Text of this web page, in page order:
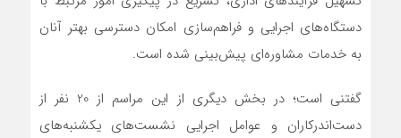
دستگاه‌های اجرایی و فراهم‌سازی امکان دسترسی بهتر آنان
به خدمات مشاوره‌ای پیش‌بینی شده است.
گفتنی است؛ در بخش دیگری از این مراسم از 20 نفر از
دست‌اندرکاران و عوامل اجرایی نشست‌های یکشنبه‌های